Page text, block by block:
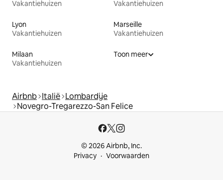
Vakantiehuizen Vakantiehuizen
Lyon
Vakantiehuizen
Marseille
Vakantiehuizen
Milaan
Vakantiehuizen
Toon meer
Airbnb Italië Lombardije
Novegro-Tregarezzo-San Felice
© 2026 Airbnb, Inc.
Privacy
Voorwaarden